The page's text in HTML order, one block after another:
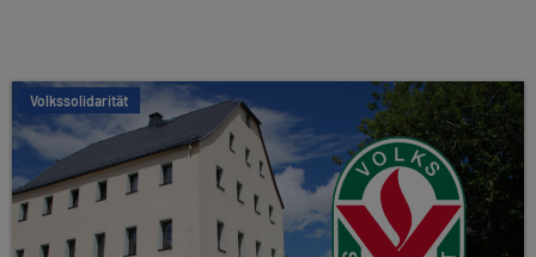
Volkssolidarität